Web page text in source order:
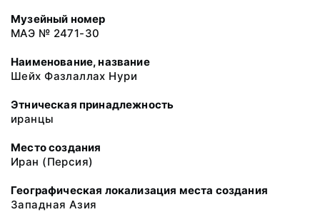
Музейный номер
МАЭ № 2471-30
Наименование, название
Шейх Фазлаллах Нури
Этническая принадлежность
иранцы
Место создания
Иран (Персия)
Географическая локализация места создания
Западная Азия